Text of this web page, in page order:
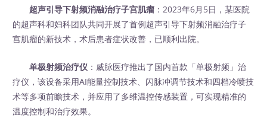
超声引导下射频消融治疗子宫肌瘤 ：2023年6月5日，某医院
的超声科和妇科团队共同开展了首例超声引导下射频消融治疗子
宫肌瘤的新技术，术后患者症状改善，已顺利出院。
单极射频治疗仪 ：威脉医疗推出了国内首款「单极射频」治
疗仪，该设备采用AI能量控制技术、闪脉冲调节技术和四档冷喷技
术等多项前瞻技术，并应用了多维温控传感装置，可实现精准的
温度控制和治疗效果。